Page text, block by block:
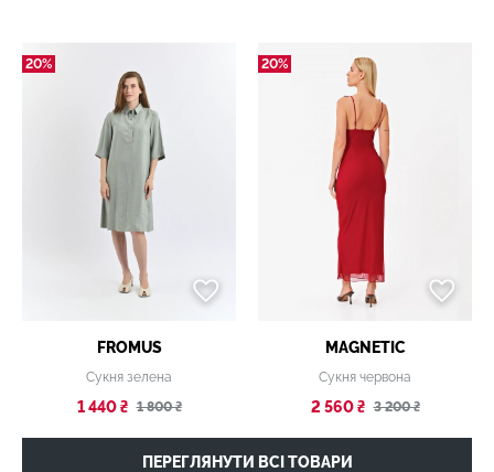
20%
FROMUS
Сукня зелена
1 440 ₴ 1 800 ₴
20%
MAGNETIC
Сукня червона
2 560 ₴ 3 200 ₴
ПЕРЕГЛЯНУТИ ВСІ ТОВАРИ